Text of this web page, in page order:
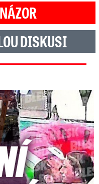
DISKUSI
Polsku: První slova!